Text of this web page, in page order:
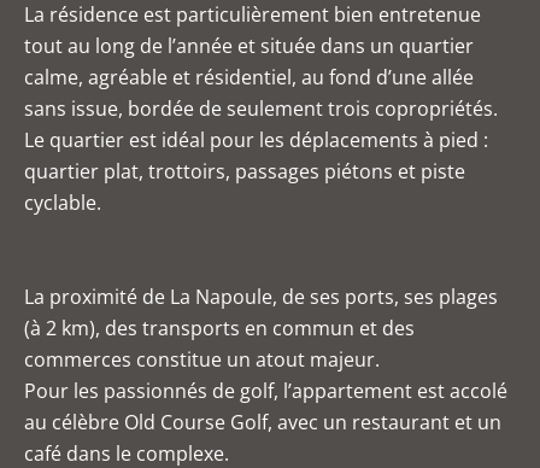
La résidence est particulièrement bien entretenue
tout au long de l’année et située dans un quartier
calme, agréable et résidentiel, au fond d’une allée
sans issue, bordée de seulement trois copropriétés.
Le quartier est idéal pour les déplacements à pied :
quartier plat, trottoirs, passages piétons et piste
cyclable.
La proximité de La Napoule, de ses ports, ses plages
(à 2 km), des transports en commun et des
commerces constitue un atout majeur.
Pour les passionnés de golf, l’appartement est accolé
au célèbre Old Course Golf, avec un restaurant et un
café dans le complexe.